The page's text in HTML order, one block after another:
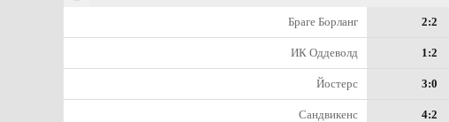
Браге Борланг 2:2
ИК Оддеволд 1:2
Йостерс 3:0
Сандвикенс 4:2